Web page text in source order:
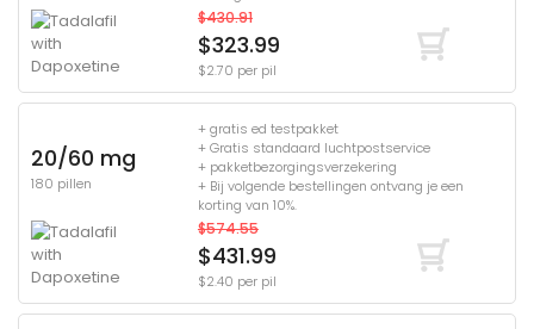
$430.91
$323.99
$2.70 per pil
20/60 mg
180 pillen
+ gratis ed testpakket
+ Gratis standaard luchtpostservice
+ pakketbezorgingsverzekering
+ Bij volgende bestellingen ontvang je een
korting van 10%.
$574.55
$431.99
$2.40 per pil